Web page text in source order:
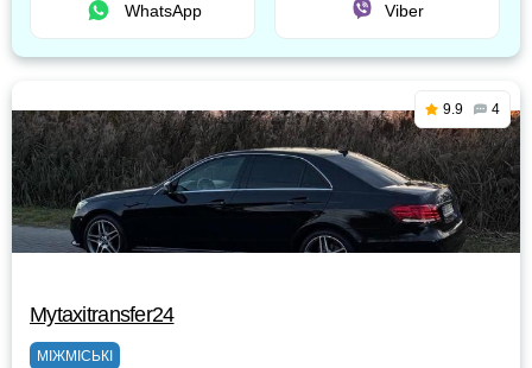
WhatsApp Viber
9.9 4
Mytaxitransfer24
МІЖМІСЬКІ